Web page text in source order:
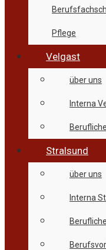
Pflege
Velgast
über uns
Interna
Stralsund
über uns
Interna